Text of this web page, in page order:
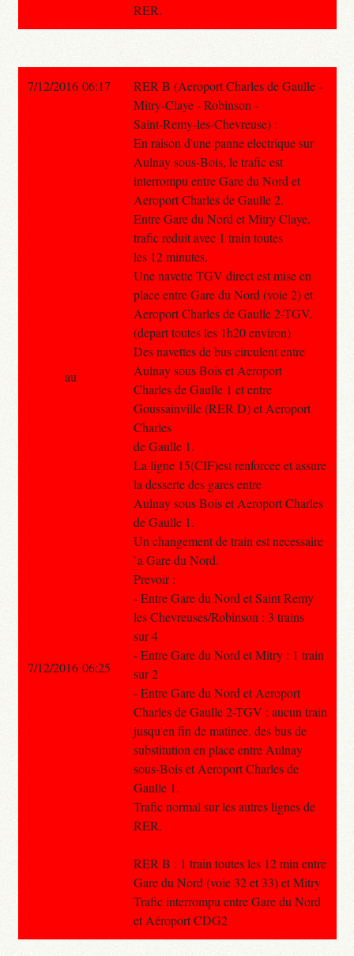
RER.
7/12/2016 06:17
RER B (Aeroport Charles de Gaulle -
Mitry-Claye - Robinson -
Saint-Remy-les-Chevreuse) :
En raison d'une panne electrique sur
Aulnay sous-Bois, le trafic est
interrompu entre Gare du Nord et
Aeroport Charles de Gaulle 2.
Entre Gare du Nord et Mitry Claye,
trafic reduit avec 1 train toutes
les 12 minutes.
Une navette TGV direct est mise en
place entre Gare du Nord (voie 2) et
Aeroport Charles de Gaulle 2-TGV.
(depart toutes les 1h20 environ)
Des navettes de bus circulent entre
Aulnay sous Bois et Aeroport
Charles de Gaulle 1 et entre
Goussainville (RER D) et Aeroport
Charles
de Gaulle 1.
La ligne 15(CIF)est renforcee et assure
la desserte des gares entre
Aulnay sous Bois et Aeroport Charles
de Gaulle 1.
Un changement de train est necessaire
`a Gare du Nord.
Prevoir :
- Entre Gare du Nord et Saint Remy
les Chevreuses/Robinson : 3 trains
sur 4
- Entre Gare du Nord et Mitry : 1 train
sur 2
- Entre Gare du Nord et Aeroport
Charles de Gaulle 2-TGV : aucun train
jusqu'en fin de matinee, des bus de
substitution en place entre Aulnay
sous-Bois et Aeroport Charles de
Gaulle 1.
Trafic normal sur les autres lignes de
RER.
RER B : 1 train toutes les 12 min entre
Gare du Nord (voie 32 et 33) et Mitry
Trafic interrompu entre Gare du Nord
et Aéroport CDG2
au
7/12/2016 06:25